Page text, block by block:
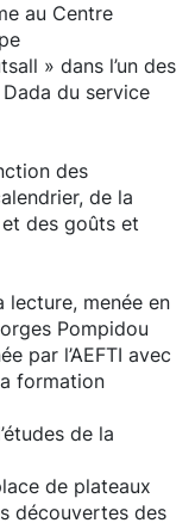
au Centre
» dans l’un des
du service
des
de la
des goûts et
menée en
Pompidou
par l’AEFTI avec
formation
de la
de plateaux
découvertes des